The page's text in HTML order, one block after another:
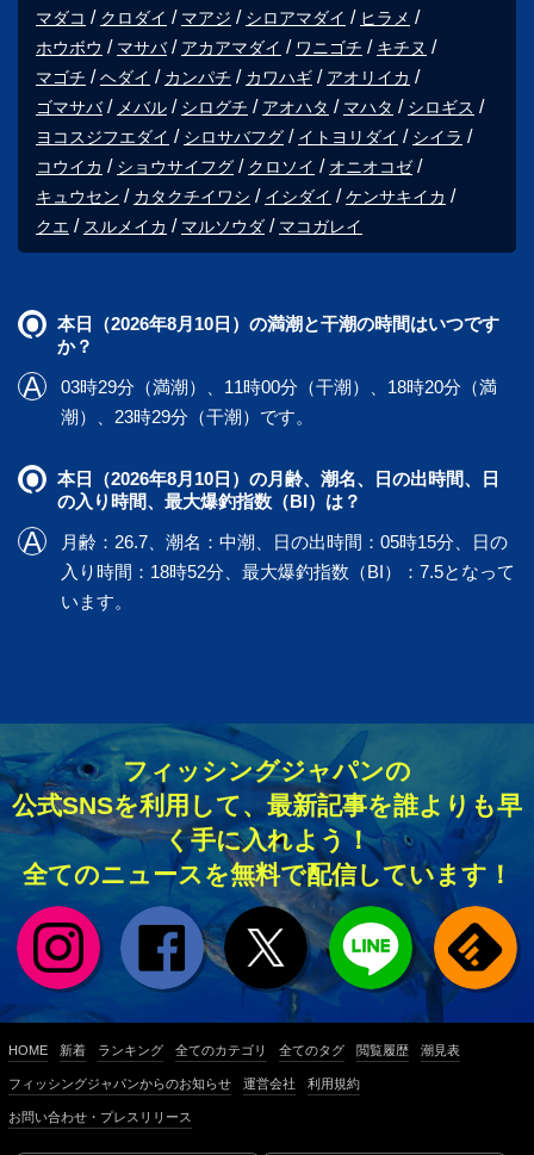
マダコ クロダイ マアジ シロアマダイ
ヒラメ
ホウボウ
マサバ アカアマダイ ワニゴチ
キチヌ
マゴチ
ヘダイ カンパチ カワハギ
アオリイカ
ゴマサバ
メバル シログチ アオハタ マハタ
シロギス
ヨコスジフエダイ
シロサバフグ イトヨリダイ
シイラ
コウイカ
ショウサイフグ クロソイ
オニオコゼ
キュウセン
カタクチイワシ イシダイ
ケンサキイカ
クエ
スルメイカ マルソウダ マコガレイ
本日（2026年8月10日）の満潮と干潮の時間はいつです
か？
03時29分（満潮）、11時00分（干潮）、18時20分（満
潮）、23時29分（干潮）です。
本日（2026年8月10日）の月齢、潮名、日の出時間、日
の入り時間、最大爆釣指数（BI）は？
月齢：26.7、潮名：中潮、日の出時間：05時15分、日の
入り時間：18時52分、最大爆釣指数（BI）：7.5となって
います。
フィッシングジャパンの
公式SNSを利用して、最新記事を誰よりも早
く手に入れよう！
全てのニュースを無料で配信しています！
HOME 新着 ランキング 全てのカテゴリ 全てのタグ 閲覧履歴 潮見表
フィッシングジャパンからのお知らせ 運営会社 利用規約
お問い合わせ・プレスリリース